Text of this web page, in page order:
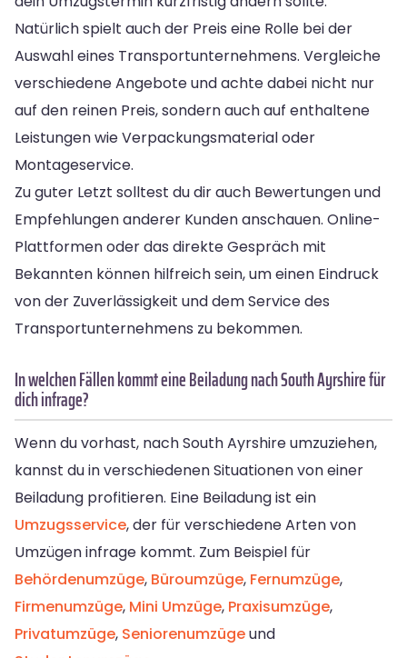
Natürlich spielt auch der Preis eine Rolle bei der
Auswahl eines Transportunternehmens. Vergleiche
verschiedene Angebote und achte dabei nicht nur
auf den reinen Preis, sondern auch auf enthaltene
Leistungen wie Verpackungsmaterial oder
Montageservice.
Zu guter Letzt solltest du dir auch Bewertungen und
Empfehlungen anderer Kunden anschauen. Online-
Plattformen oder das direkte Gespräch mit
Bekannten können hilfreich sein, um einen Eindruck
von der Zuverlässigkeit und dem Service des
Transportunternehmens zu bekommen.
In welchen Fällen kommt eine Beiladung nach South Ayrshire für
dich infrage?
Wenn du vorhast, nach South Ayrshire umzuziehen,
kannst du in verschiedenen Situationen von einer
Beiladung profitieren. Eine Beiladung ist ein
Umzugsservice, der für verschiedene Arten von
Umzügen infrage kommt. Zum Beispiel für
Behördenumzüge, Büroumzüge, Fernumzüge,
Firmenumzüge, Mini Umzüge, Praxisumzüge,
Privatumzüge, Seniorenumzügeund